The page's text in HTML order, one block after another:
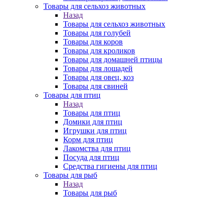
Товары для сельхоз животных
Назад
Товары для сельхоз животных
Товары для голубей
Товары для коров
Товары для кроликов
Товары для домашней птицы
Товары для лошадей
Товары для овец, коз
Товары для свиней
Товары для птиц
Назад
Товары для птиц
Домики для птиц
Игрушки для птиц
Корм для птиц
Лакомства для птиц
Посуда для птиц
Средства гигиены для птиц
Товары для рыб
Назад
Товары для рыб